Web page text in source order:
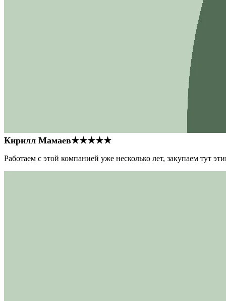
Кирилл Мамаев★★★★★
Работаем с этой компанией уже несколько лет, закупаем тут